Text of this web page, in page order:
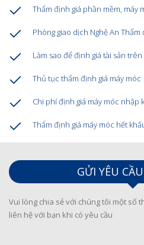
Thẩm định giá phần mềm, máy
Phòng giao dịch Nghệ An
Làm sao để định giá tài sản trên
Thủ tục thẩm định giá máy móc
Chi phí định giá máy móc nhập
Thẩm định giá máy móc hết
GỬI YÊU
Vui lòng chia sẻ với chúng tôi một số
liên hệ với bạn khi có yêu cầu